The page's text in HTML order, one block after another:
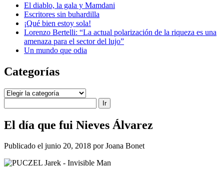
El diablo, la gala y Mamdani
Escritores sin buhardilla
¡Qué bien estoy sola!
Lorenzo Bertelli: “La actual polarización de la riqueza es una
amenaza para el sector del lujo”
Un mundo que odia
Categorías
Categorías
El día que fui Nieves Álvarez
Publicado el junio 20, 2018 por Joana Bonet